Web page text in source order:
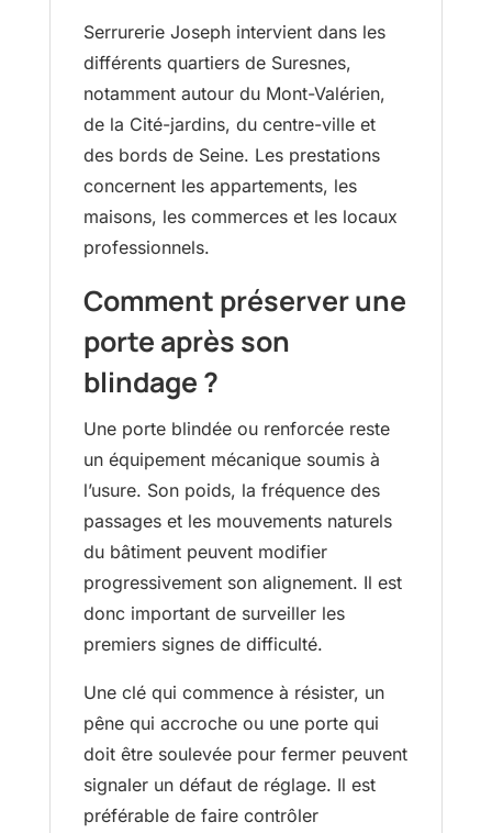
Serrurerie Joseph intervient dans les
différents quartiers de Suresnes,
notamment autour du Mont-Valérien,
de la Cité-jardins, du centre-ville et
des bords de Seine. Les prestations
concernent les appartements, les
maisons, les commerces et les locaux
professionnels.
Comment préserver une
porte après son
blindage ?
Une porte blindée ou renforcée reste
un équipement mécanique soumis à
l’usure. Son poids, la fréquence des
passages et les mouvements naturels
du bâtiment peuvent modifier
progressivement son alignement. Il est
donc important de surveiller les
premiers signes de difficulté.
Une clé qui commence à résister, un
pêne qui accroche ou une porte qui
doit être soulevée pour fermer peuvent
signaler un défaut de réglage. Il est
préférable de faire contrôler